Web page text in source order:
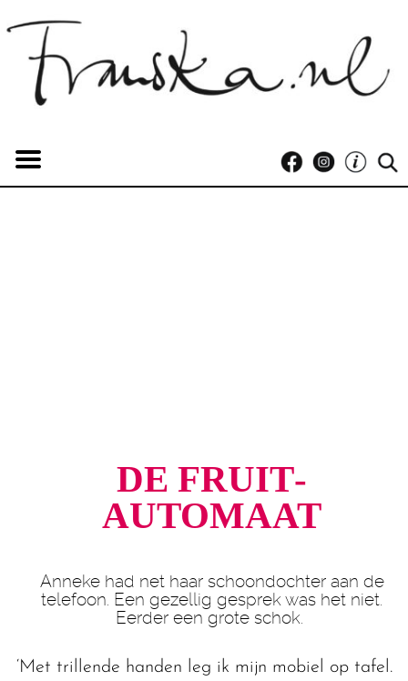
DE FRUIT­
AUTOMAAT
Anneke had net haar schoondochter aan de
telefoon. Een gezellig gesprek was het niet.
Eerder een grote schok.
‘Met trillende handen leg ik mijn mobiel op tafel.